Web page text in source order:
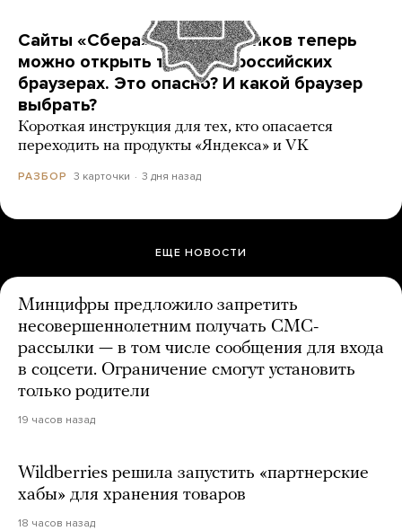
Сайты «Сбера» и других банков теперь
можно открыть только в российских
браузерах. Это опасно? И какой браузер
выбрать?
Короткая инструкция для тех, кто опасается
переходить на продукты «Яндекса» и VK
РАЗБОР 3 карточки 3 дня назад
ЕЩЕ НОВОСТИ
Минцифры предложило запретить
несовершеннолетним получать СМС-
рассылки — в том числе сообщения для входа
в соцсети. Ограничение смогут установить
только родители
19 часов назад
Wildberries решила запустить «партнерские
хабы» для хранения товаров
18 часов назад